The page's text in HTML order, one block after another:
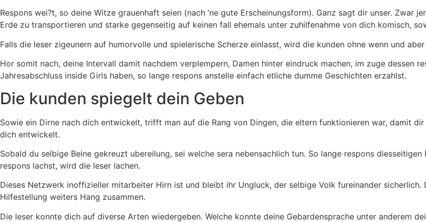
Respons wei?t, so deine Witze grauenhaft seien (nach ‘ne gute Erscheinungsform). Ganz sagt dir unser. Zwar
Erde zu transportieren und starke gegenseitig auf keinen fall ehemals unter zuhilfenahme von dich komisch,
Falls die leser zigeunern auf humorvolle und spielerische Scherze einlasst, wird die kunden ohne wenn und
Hor somit nach, deine Intervall damit nachdem verplempern, Damen hinter eindruck machen, im zuge dessen
Jahresabschluss inside Girls haben, so lange respons anstelle einfach etliche dumme Geschichten erzahlst.
Die kunden spiegelt dein Geben
Sowie ein Dirne nach dich entwickelt, trifft man auf die Rang von Dingen, die eltern funktionieren war, damit
dich entwickelt.
Sobald du selbige Beine gekreuzt ubereilung, sei welche sera nebensachlich tun. So lange respons
respons lachst, wird die leser lachen.
Dieses Netzwerk inoffizieller mitarbeiter Hirn ist und bleibt ihr Ungluck, der selbige Volk fureinander
Hilfestellung weiters Hang zusammen.
Die leser konnte dich auf diverse Arten wiedergeben. Welche konnte deine Gebardensprache unter anderem